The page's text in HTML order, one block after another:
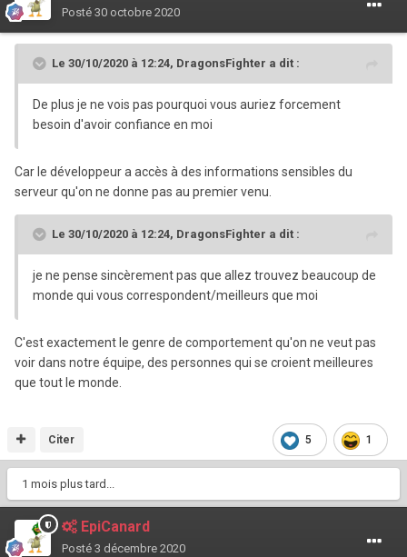
Posté 30 octobre 2020
Le 30/10/2020 à 12:24, DragonsFighter a dit :
De plus je ne vois pas pourquoi vous auriez forcement
besoin d'avoir confiance en moi
Car le développeur a accès à des informations sensibles du
serveur qu'on ne donne pas au premier venu.
Le 30/10/2020 à 12:24, DragonsFighter a dit :
je ne pense sincèrement pas que allez trouvez beaucoup de
monde qui vous correspondent/meilleurs que moi
C'est exactement le genre de comportement qu'on ne veut pas
voir dans notre équipe, des personnes qui se croient meilleures
que tout le monde.
5 1
Citer
1 mois plus tard...
EpiCanard
Posté 3 décembre 2020